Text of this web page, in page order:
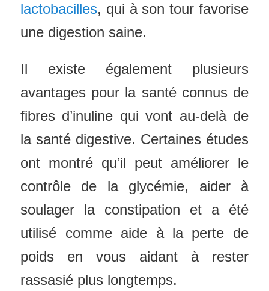
lactobacilles, qui à son tour favorise
une digestion saine.
Il existe également plusieurs
avantages pour la santé connus de
fibres d’inuline qui vont au-delà de
la santé digestive. Certaines études
ont montré qu’il peut améliorer le
contrôle de la glycémie, aider à
soulager la constipation et a été
utilisé comme aide à la perte de
poids en vous aidant à rester
rassasié plus longtemps.